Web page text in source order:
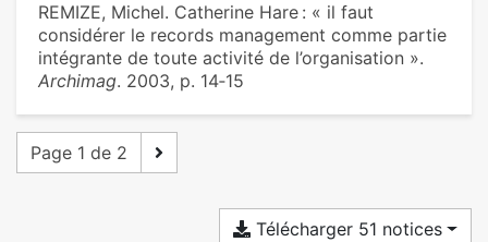
REMIZE, Michel. Catherine Hare : « il faut
considérer le records management comme partie
intégrante de toute activité de l’organisation ».
Archimag. 2003, p. 14‑15
Page 1 de 2
Télécharger 51 notices